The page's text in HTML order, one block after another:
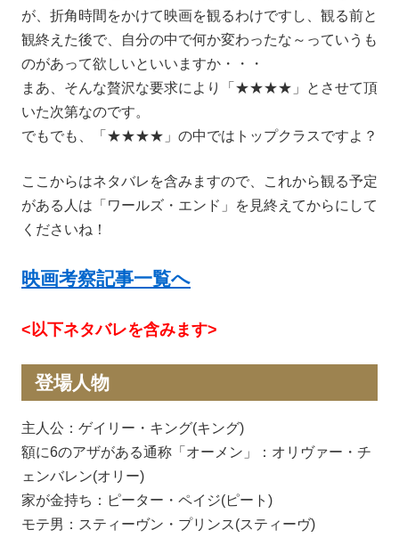
が、折角時間をかけて映画を観るわけですし、観る前と
観終えた後で、自分の中で何か変わったな～っていうも
のがあって欲しいといいますか・・・
まあ、そんな贅沢な要求により「★★★★」とさせて頂
いた次第なのです。
でもでも、「★★★★」の中ではトップクラスですよ？
ここからはネタバレを含みますので、これから観る予定
がある人は「ワールズ・エンド」を見終えてからにして
くださいね！
映画考察記事一覧へ
<以下ネタバレを含みます>
登場人物
主人公：ゲイリー・キング(キング)
額に6のアザがある通称「オーメン」：オリヴァー・チ
ェンバレン(オリー)
家が金持ち：ピーター・ペイジ(ピート)
モテ男：スティーヴン・プリンス(スティーヴ)